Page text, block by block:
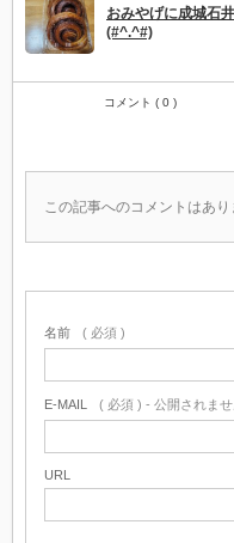
おみやげに成城石
(#^.^#)
コメント ( 0 )
この記事へのコメントはあり
名前 ( 必須 )
E-MAIL ( 必須 ) - 公開されま
URL